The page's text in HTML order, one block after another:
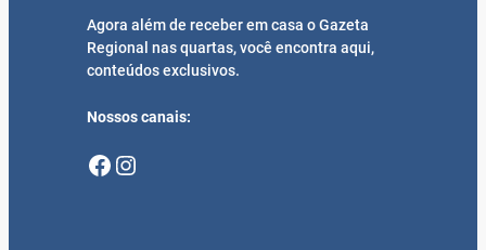
Agora além de receber em casa o Gazeta
Regional nas quartas, você encontra aqui,
conteúdos exclusivos.
Nossos canais:
Facebook Instagram